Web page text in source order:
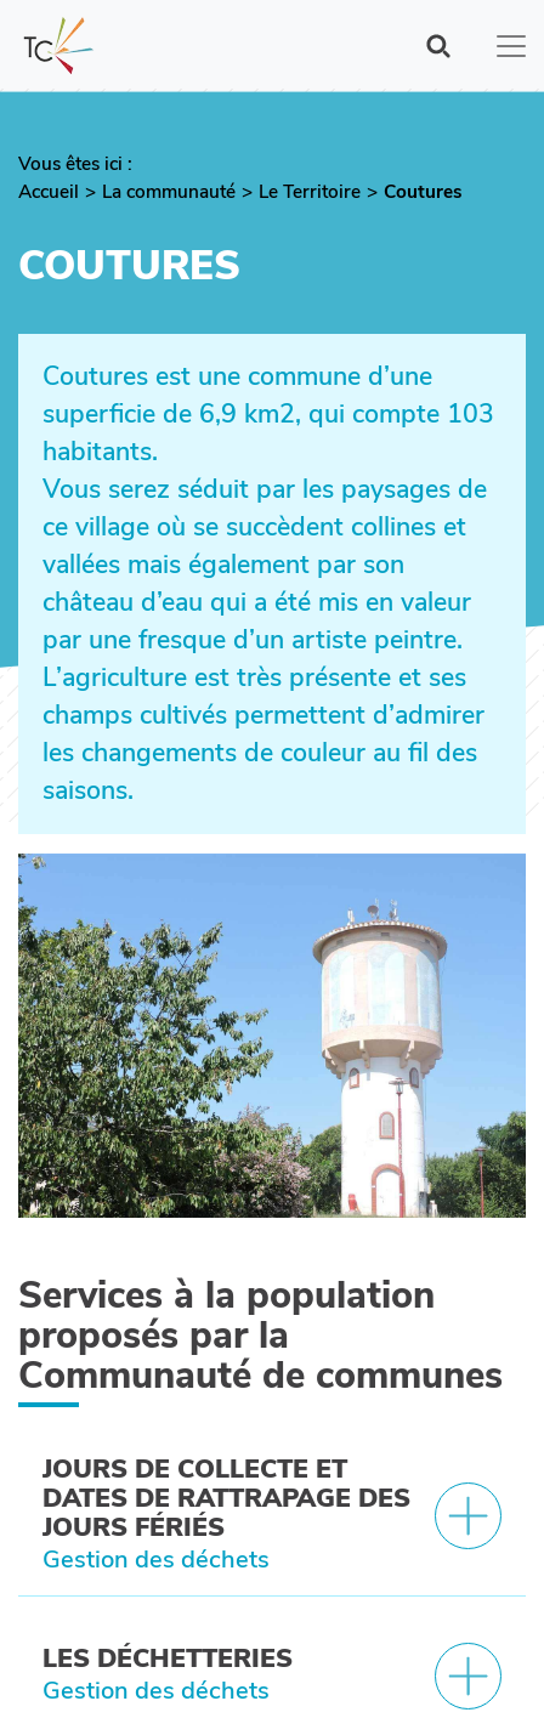
contenu
principal
Vous êtes ici :
Fil
Accueil La communauté Le Territoire Coutures
COUTURES
Coutures est une commune d’une
superficie de 6,9 km2, qui compte 103
habitants.
Vous serez séduit par les paysages de
ce village où se succèdent collines et
vallées mais également par son
château d’eau qui a été mis en valeur
par une fresque d’un artiste peintre.
L’agriculture est très présente et ses
champs cultivés permettent d’admirer
les changements de couleur au fil des
saisons.
Services à la population
proposés par la
Communauté de communes
JOURS DE COLLECTE ET
DATES DE RATTRAPAGE DES
JOURS FÉRIÉS
Gestion des déchets
LES DÉCHETTERIES
Gestion des déchets